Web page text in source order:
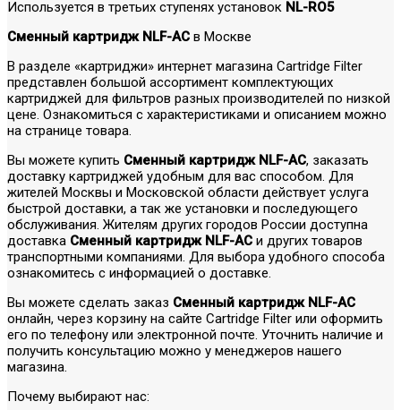
Используется в третьих ступенях установок NL-RO5
Сменный картридж NLF-AC в Москве
В разделе «картриджи» интернет магазина Cartridge Filter
представлен большой ассортимент комплектующих
картриджей для фильтров разных производителей по низкой
цене. Ознакомиться с характеристиками и описанием можно
на странице товара.
Вы можете купить Сменный картридж NLF-AC, заказать
доставку картриджей удобным для вас способом. Для
жителей Москвы и Московской области действует услуга
быстрой доставки, а так же установки и последующего
обслуживания. Жителям других городов России доступна
доставка Сменный картридж NLF-AC и других товаров
транспортными компаниями. Для выбора удобного способа
ознакомитесь с информацией о доставке.
Вы можете сделать заказ Сменный картридж NLF-AC
онлайн, через корзину на сайте Cartridge Filter или оформить
его по телефону или электронной почте. Уточнить наличие и
получить консультацию можно у менеджеров нашего
магазина.
Почему выбирают нас: